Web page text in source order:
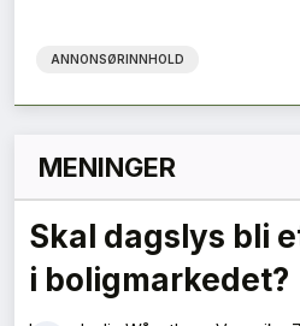
ANNONSØRINNHOLD
MENINGER
Skal dagslys bli
i boligmarkedet?